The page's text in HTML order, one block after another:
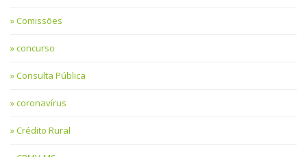
Comissões
concurso
Consulta Pública
coronavírus
Crédito Rural